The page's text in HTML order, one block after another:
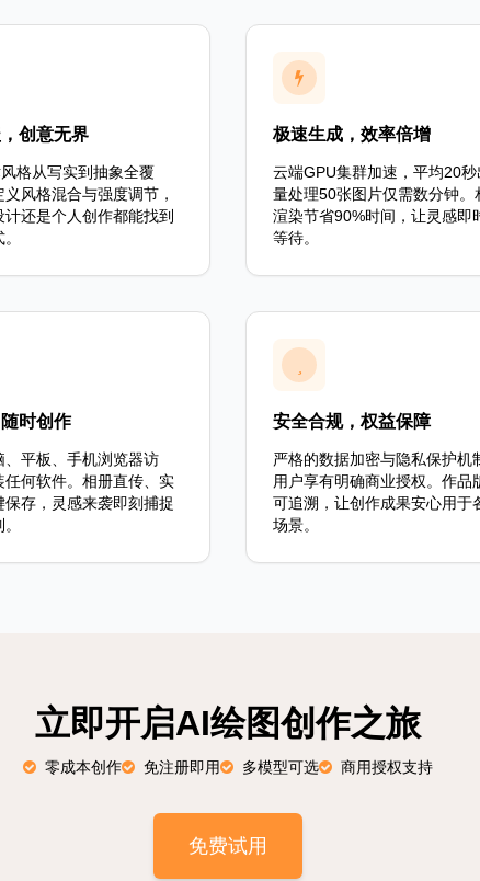
创意无界
格从写实到抽象全覆
风格混合与强度调节，
还是个人创作都能找到
极速生成，效率倍增
云端GPU集群加速，平均20
量处理50张图片仅需数分钟。
渲染节省90%时间，让灵感即
等待。
时创作
、平板、手机浏览器访
任何软件。相册直传、实
保存，灵感来袭即刻捕捉
安全合规，权益保障
严格的数据加密与隐私保护机
用户享有明确商业授权。作品
可追溯，让创作成果安心用于
场景。
立即开启AI绘图创作之旅
零成本创作 免注册即用 多模型可选 商用授权支持
免费试用